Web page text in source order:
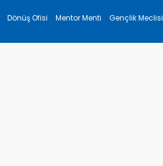
Dönüş Ofisi Mentor Menti Gençlik Meclisi